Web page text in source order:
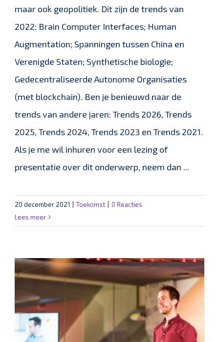
maar ook geopolitiek. Dit zijn de trends van
2022: Brain Computer Interfaces; Human
Augmentation; Spanningen tussen China en
Verenigde Staten; Synthetische biologie;
Gedecentraliseerde Autonome Organisaties
(met blockchain). Ben je benieuwd naar de
trends van andere jaren: Trends 2026, Trends
2025, Trends 2024, Trends 2023 en Trends 2021.
Als je me wil inhuren voor een lezing of
presentatie over dit onderwerp, neem dan ...
20 december 2021 Toekomst
0 Reacties
Lees meer